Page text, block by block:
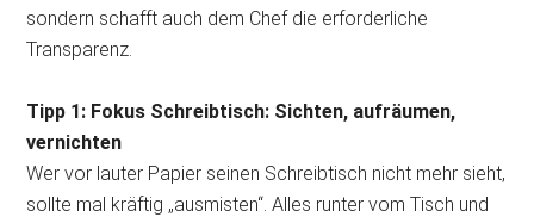
sondern schafft auch dem Chef die erforderliche
Transparenz.
Tipp 1: Fokus Schreibtisch: Sichten, aufräumen,
vernichten
Wer vor lauter Papier seinen Schreibtisch nicht mehr sieht,
sollte mal kräftig „ausmisten“. Alles runter vom Tisch und